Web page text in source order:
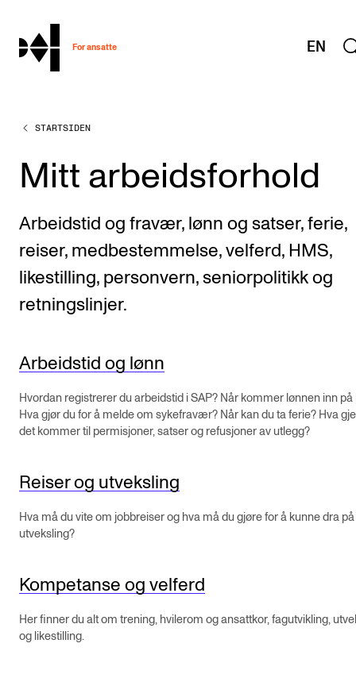
hjem
For ansatte EN
MITT ARBEIDSFORHOLD
Arbeidstid og lønn
Reiser og utveksling
Kompetanse og velferd
Overordnet i mitt arbeid
Helse, miljø og sikkerhet
Nyansatt på NMH
VERKTØY OG HJELP
IT og digitale tjenester
Innkjøp og økonomi
Rom og bygg
UNDERVISNING OG STUDENTSTØTTE
Eksamen og vitnemål
STARTSIDEN
Mitt arbeidsforhold
Arbeidstid og fravær, lønn og satser, ferie,
reiser, medbestemmelse, velferd, HMS,
likestilling, personvern, seniorpolitikk og
retningslinjer.
Arbeidstid og lønn
Hvordan registrerer du arbeidstid i SAP? Når kommer lønnen inn på
Hva gjør du for å melde om sykefravær? Når kan du ta ferie? Hva
det kommer til permisjoner, satser og refusjoner av utlegg?
Reiser og utveksling
Hva må du vite om jobbreiser og hva må du gjøre for å kunne dra på
utveksling?
Kompetanse og velferd
Her finner du alt om trening, hvilerom og ansattkor, fagutvikling,
og likestilling.